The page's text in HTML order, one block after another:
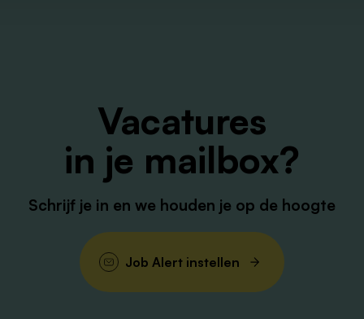
de gesprekken op de locatie waarvoor
Het is natuurlijk leuk om te zien
recht trots op onze organisatie! Kom jij
arbeidsvoorwaarden wij je mogen
Vacatures
in je mailbox?
Schrijf je in en we houden je op de hoogte
Job Alert instellen